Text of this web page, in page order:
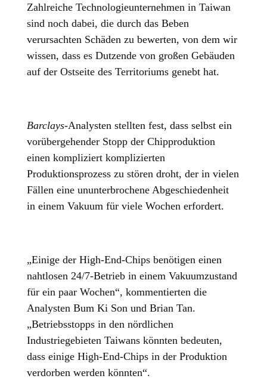
Zahlreiche Technologieunternehmen in Taiwan
sind noch dabei, die durch das Beben
verursachten Schäden zu bewerten, von dem wir
wissen, dass es Dutzende von großen Gebäuden
auf der Ostseite des Territoriums genebt hat.
Barclays-Analysten stellten fest, dass selbst ein
vorübergehender Stopp der Chipproduktion
einen kompliziert komplizierten
Produktionsprozess zu stören droht, der in vielen
Fällen eine ununterbrochene Abgeschiedenheit
in einem Vakuum für viele Wochen erfordert.
„Einige der High-End-Chips benötigen einen
nahtlosen 24/7-Betrieb in einem Vakuumzustand
für ein paar Wochen“, kommentierten die
Analysten Bum Ki Son und Brian Tan.
„Betriebsstopps in den nördlichen
Industriegebieten Taiwans könnten bedeuten,
dass einige High-End-Chips in der Produktion
verdorben werden könnten“.